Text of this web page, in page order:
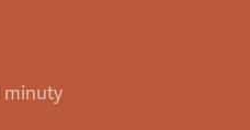
minuty